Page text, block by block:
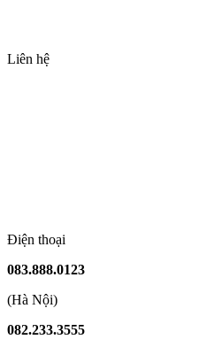
Liên hệ
Điện thoại
083.888.0123
(Hà Nội)
082.233.3555